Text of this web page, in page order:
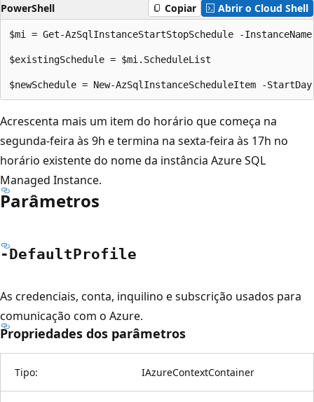
PowerShell Copiar Abrir o Cloud Shell
$mi = Get-AzSqlInstanceStartStopSchedule -InstanceName
$existingSchedule = $mi.ScheduleList
Acrescenta mais um item do horário que começa na
segunda-feira às 9h e termina na sexta-feira às 17h no
horário existente do nome da instância Azure SQL
Managed Instance.
Parâmetros
-DefaultProfile
As credenciais, conta, inquilino e subscrição usados para
comunicação com o Azure.
Propriedades dos parâmetros
Tipo: IAzureContextContainer